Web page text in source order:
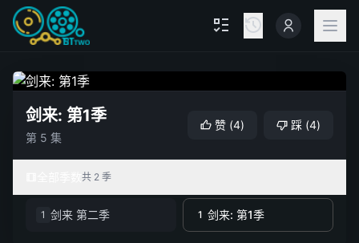
剑来: 第1季
第 5 集
赞 (4) 踩 (4)
共 2 季
1 剑来 第二季 1 剑来: 第1季